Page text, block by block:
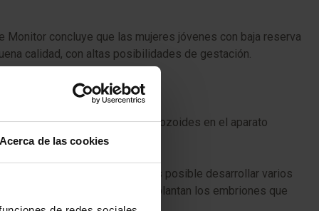
Acerca de las cookies
concluye que las mujeres jóvenes con baja reserva
calidad, con altas posibilidades de gestación.
a cada circunstancia:
una selección de espermatozoides en el aparato
estimulación ovárica es posible desarrollar varios
y posteriormente se implantan los embriones que